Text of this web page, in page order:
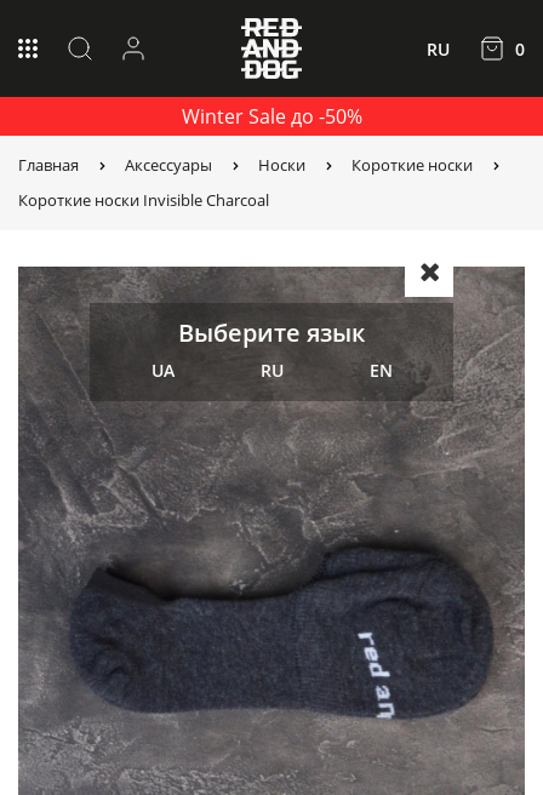
Winter Sale до -50%
RU 0
Главная Аксессуары Носки
Короткие носки
Короткие носки Invisible Charcoal
Выберите язык
UA RU EN